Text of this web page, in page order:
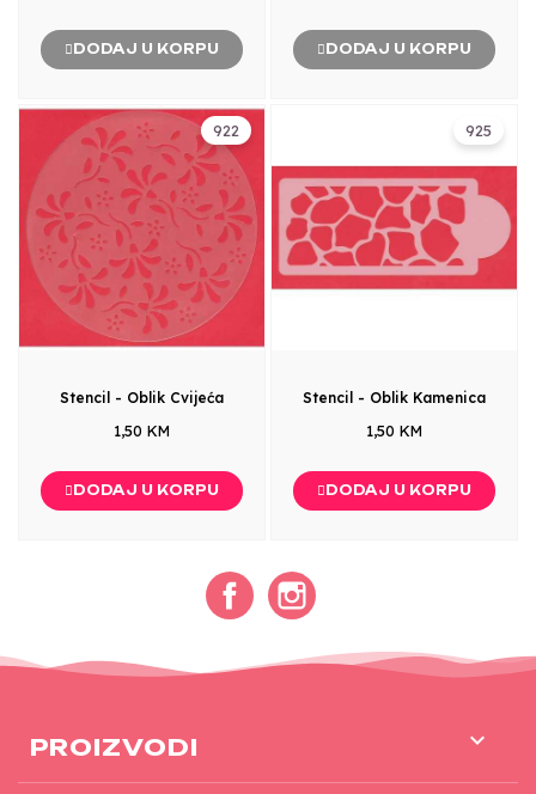
DODAJ U KORPU DODAJ U KORPU
922
Stencil - Oblik Cvijeća
1,50 KM
DODAJ U KORPU
925
Stencil - Oblik Kamenica
1,50 KM
DODAJ U KORPU
Facebook
PROIZVODI 